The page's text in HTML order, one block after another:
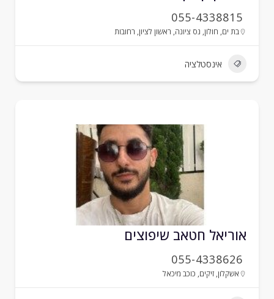
055-4338815
חולון, נס ציונה, ראשון לציון,רחובות
אינסטלציה
חטאב שיפוצים
055-4338626
,זיקים,כוכב מיכאל